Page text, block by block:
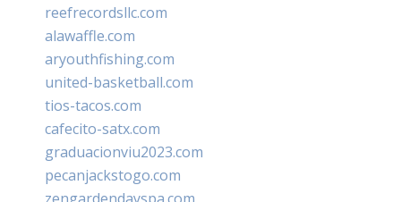
reefrecordsllc.com
alawaffle.com
aryouthfishing.com
united-basketball.com
tios-tacos.com
cafecito-satx.com
graduacionviu2023.com
pecanjackstogo.com